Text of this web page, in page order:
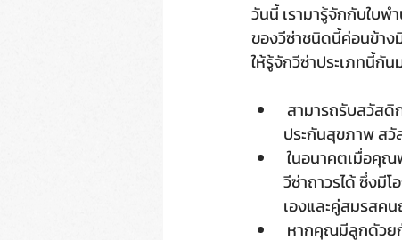
วันนี้ เรามารู้จักกับใบ
ของวีซ่าชนิดนี้ค่อนข้าง
ให้รู้จักวีซ่าประเภทนี้กัน
ประกันสุขภาพ ส
วีซ่าถาวรได้ ซึ่งมี
เองและคู่สมรสค